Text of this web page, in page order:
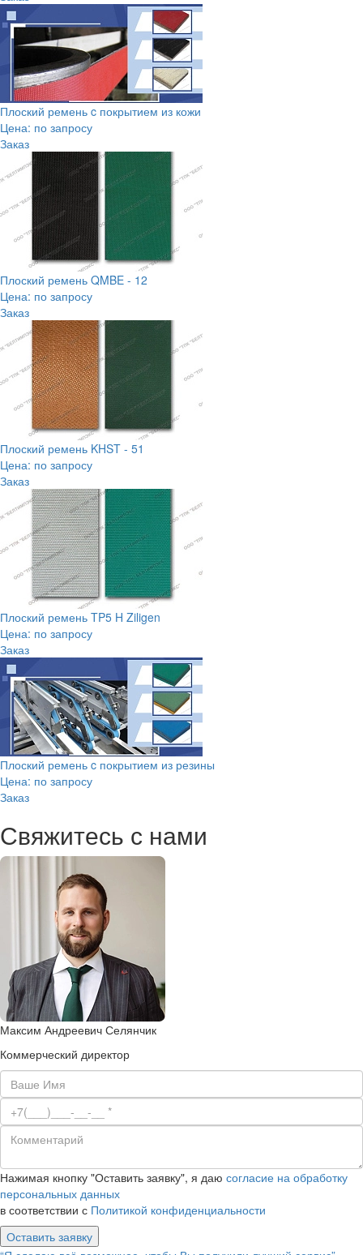
Плоский ремень c покрытием из кожи
Цена: по запросу
Заказ
Плоский ремень QMBE - 12
Цена: по запросу
Заказ
Плоский ремень KHST - 51
Цена: по запросу
Заказ
Плоский ремень TP5 H Ziligen
Цена: по запросу
Заказ
Плоский ремень c покрытием из резины
Цена: по запросу
Заказ
Свяжитесь с нами
Максим Андреевич Селянчик
Коммерческий директор
Нажимая кнопку "Оставить заявку", я даю согласие на обработку
персональных данных
в соответствии с Политикой конфиденциальности
Оставить заявку